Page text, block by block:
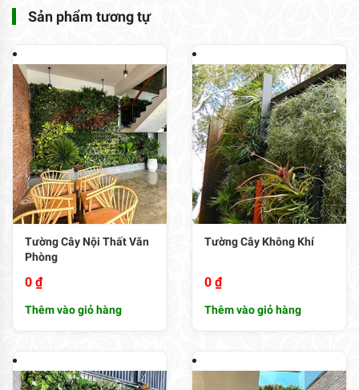
Sản phẩm tương tự
Tường Cây Nội Thất Văn
Phòng
0 ₫
Thêm vào giỏ hàng
Tường Cây Không Khí
0 ₫
Thêm vào giỏ hàng